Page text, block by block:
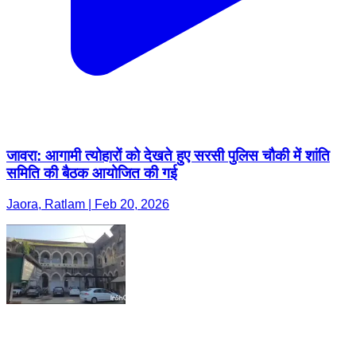
जावरा: आगामी त्योहारों को देखते हुए सरसी पुलिस चौकी में शांति
समिति की बैठक आयोजित की गई
Jaora, Ratlam | Feb 20, 2026